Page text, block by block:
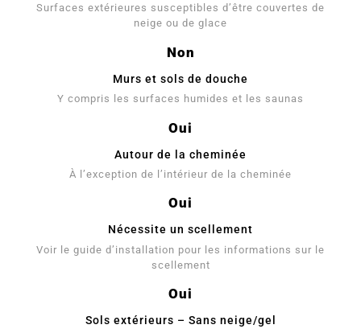
Surfaces extérieures susceptibles d’être couvertes de
neige ou de glace
Non
Murs et sols de douche
Y compris les surfaces humides et les saunas
Oui
Autour de la cheminée
À l’exception de l’intérieur de la cheminée
Oui
Nécessite un scellement
Voir le guide d’installation pour les informations sur le
scellement
Oui
Sols extérieurs – Sans neige/gel